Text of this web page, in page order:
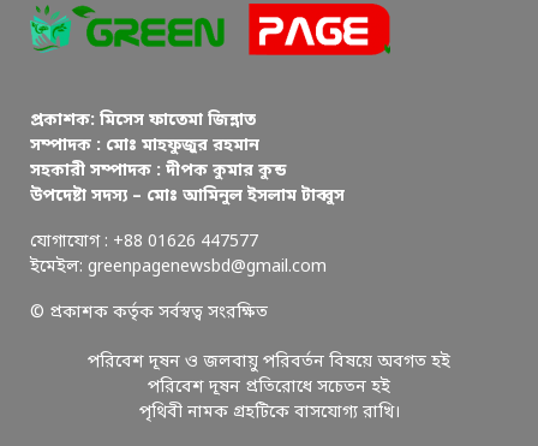
প্রকাশক: মিসেস ফাতেমা জিন্নাত
সম্পাদক : মোঃ মাহফুজুর রহমান
সহকারী সম্পাদক : দীপক কুমার কুন্ড
উপদেষ্টা সদস্য – মোঃ আমিনুল ইসলাম টাব্বুস
যোগাযোগ : +88 01626 447577
ইমেইল: greenpagenewsbd@gmail.com
© প্রকাশক কর্তৃক সর্বস্বত্ব সংরক্ষিত
পরিবেশ দূষন ও জলবায়ু পরিবর্তন বিষয়ে অবগত হই
পরিবেশ দূষন প্রতিরোধে সচেতন হই
পৃথিবী নামক গ্রহটিকে বাসযোগ্য রাখি।